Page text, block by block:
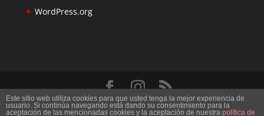
WordPress.org
Diseñado porElegant Themes| Desarrollado por
Este sitio web utiliza cookies para que usted tenga la mejor experiencia de
usuario. Si continúa navegando está dando su consentimiento para la
aceptación de las mencionadas cookies y la aceptación de nuestra política de